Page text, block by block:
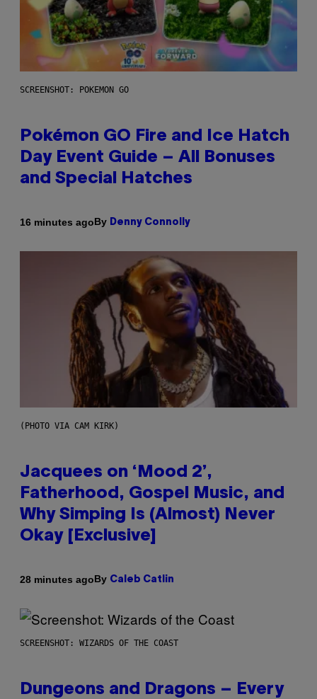
SCREENSHOT: POKEMON GO
Pokémon GO Fire and Ice Hatch
Day Event Guide – All Bonuses
and Special Hatches
16 minutes agoBy Denny Connolly
(PHOTO VIA CAM KIRK)
Jacquees on ‘Mood 2’,
Fatherhood, Gospel Music, and
Why Simping Is (Almost) Never
Okay [Exclusive]
28 minutes agoBy Caleb Catlin
SCREENSHOT: WIZARDS OF THE COAST
Dungeons and Dragons – Every